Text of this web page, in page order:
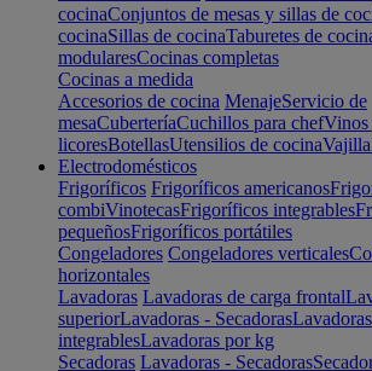
cocinaConjuntos de mesas y sillas de
cocinaSillas de cocinaTaburetes de
modularesCocinas completas
Cocinas a medida
Accesorios de cocina MenajeServicio de
mesaCuberteríaCuchillos para chef
licoresBotellasUtensilios de cocinaVajilla
Electrodomésticos
Frigoríficos Frigoríficos americanos
combiVinotecasFrigoríficos integrables
pequeñosFrigoríficos portátiles
Congeladores Congeladores verticales
horizontales
Lavadoras Lavadoras de carga frontal
superiorLavadoras - SecadorasLavadoras
integrablesLavadoras por kg
Secadoras Lavadoras - Secadoras